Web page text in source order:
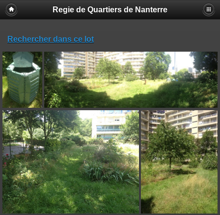
Regie de Quartiers de Nanterre
Rechercher dans ce lot